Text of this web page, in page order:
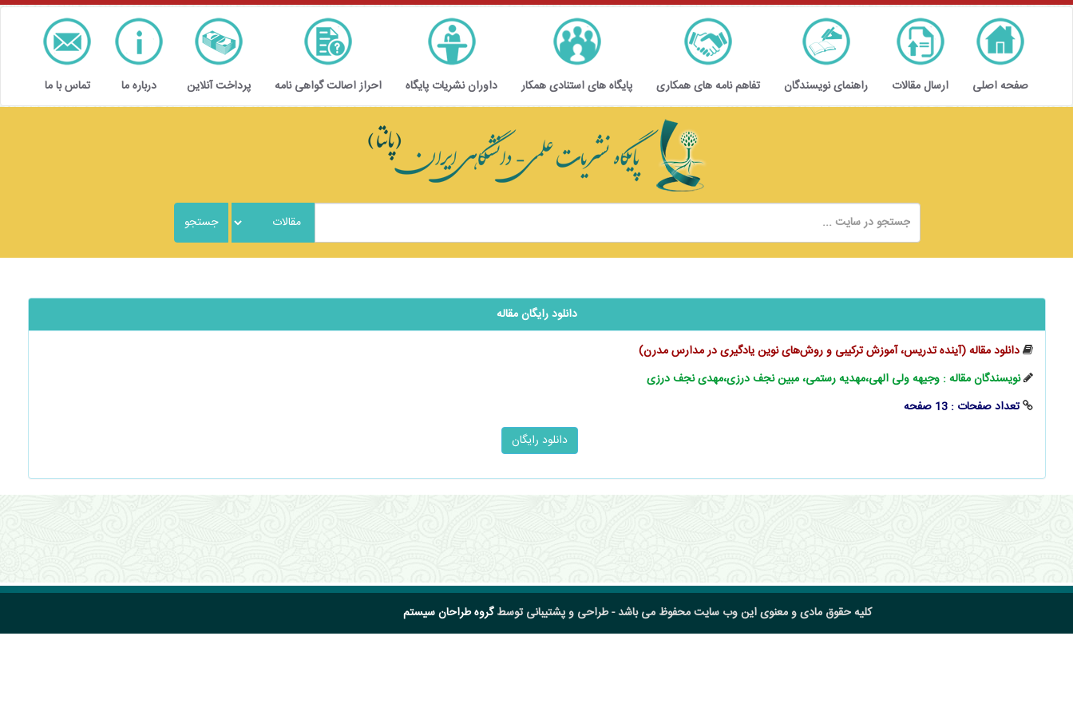
صفحه اصلی ارسال مقالات راهنمای نویسندگان تفاهم نامه های همکاری پایگاه های استنادی همکار داوران نشریات پایگاه احراز اصالت گواهی نامه پرداخت آنلاین درباره ما تماس با ما
دانلود رایگان مقاله
دانلود مقاله (آینده تدریس، آموزش ترکیبی و روش‌های نوین یادگیری در مدارس مدرن)
نویسندگان مقاله : وجیهه ولی‌ الهی،مهدیه رستمی، مبین نجف درزی،مهدی نجف درزی
تعداد صفحات : 13 صفحه
کلیه حقوق مادی و معنوی این وب سایت محفوظ می باشد - طراحی و پشتیبانی توسطگروه طراحان سیستم